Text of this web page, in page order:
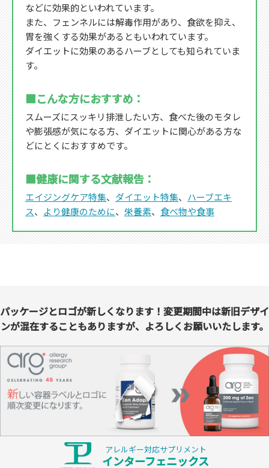
などに効果的といわれています。
また、フェンネルには解毒作用があり、食欲を抑え、
胃を強くする効果があるともいわれています。
ダイエットに効果のあるハーブとしても知られていま
す。
■こんな方におすすめ：
スムーズにスッキリ排泄したい方、食べた後のモタレ
や膨張感が気になる方、ダイエットに関心がある方な
どにとくにおすすめです。
■健康に関する文献報告：
エイジングケア特集、 ダイエット特集、 ハーブエキ
ス、 より健康のために、 栄養素、 食べ物や食事
パッケージとロゴが新しくなります！変更期間中は新旧デザイ
ンが混在することもありますが、よろしくお願いいたします。
アレルギー対応サプリメント
インターフェニックス